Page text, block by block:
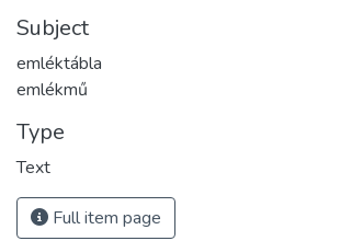
Subject
emléktábla
emlékmű
Type
Text
Full item page